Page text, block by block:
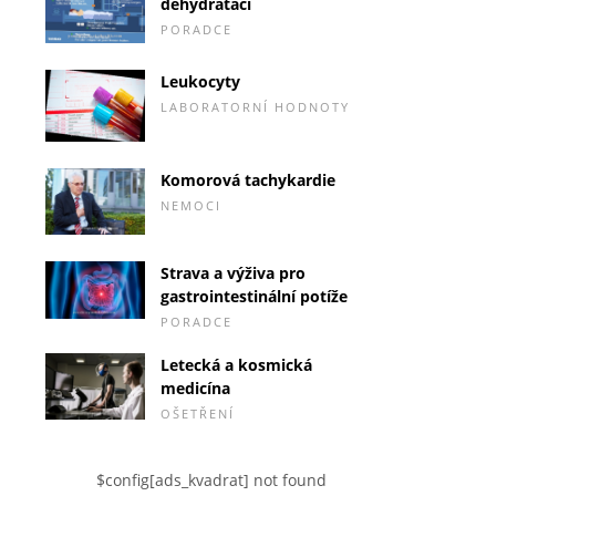
PORADCE
Leukocyty
LABORATORNÍ HODNOTY
Komorová tachykardie
NEMOCI
Strava a výživa pro
gastrointestinální potíže
PORADCE
Letecká a kosmická
medicína
OŠETŘENÍ
$config[ads_kvadrat] not found